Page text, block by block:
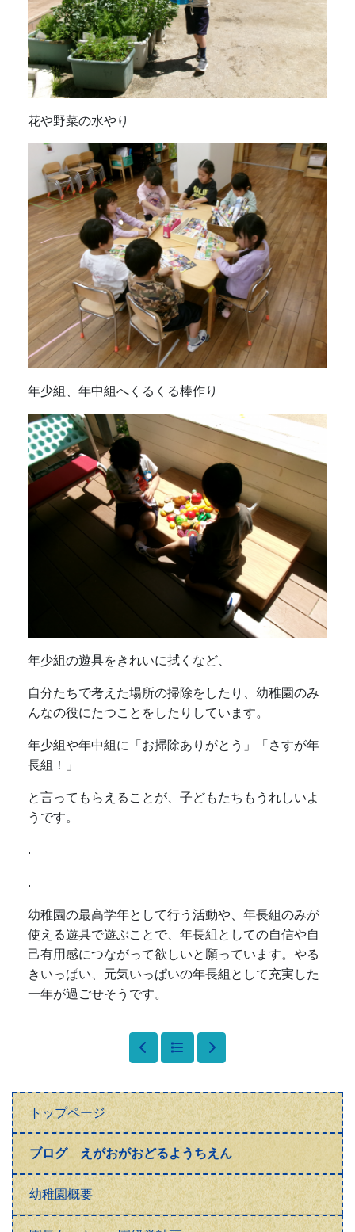
トップページ
ブログ えがおがおどるようちえん
幼稚園概要
花や野菜の水やり
年少組、年中組へくるくる棒作り
年少組の遊具をきれいに拭くなど、
自分たちで考えた場所の掃除をしたり、幼稚園のみ
んなの役にたつことをしたりしています。
年少組や年中組に「お掃除ありがとう」「さすが年
長組！」
と言ってもらえることが、子どもたちもうれしいよ
うです。
.
.
幼稚園の最高学年として行う活動や、年長組のみが
使える遊具で遊ぶことで、年長組としての自信や自
己有用感につながって欲しいと願っています。やる
きいっぱい、元気いっぱいの年長組として充実した
一年が過ごせそうです。